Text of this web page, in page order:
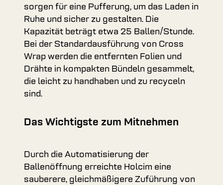
sorgen für eine Pufferung, um das Laden in
Ruhe und sicher zu gestalten. Die
Kapazität beträgt etwa 25 Ballen/Stunde.
Bei der Standardausführung von Cross
Wrap werden die entfernten Folien und
Drähte in kompakten Bündeln gesammelt,
die leicht zu handhaben und zu recyceln
sind.
Das Wichtigste zum Mitnehmen
Durch die Automatisierung der
Ballenöffnung erreichte Holcim eine
sauberere, gleichmäßigere Zuführung von